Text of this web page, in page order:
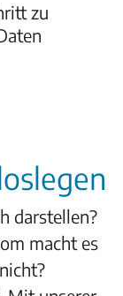
zu
darstellen?
macht es